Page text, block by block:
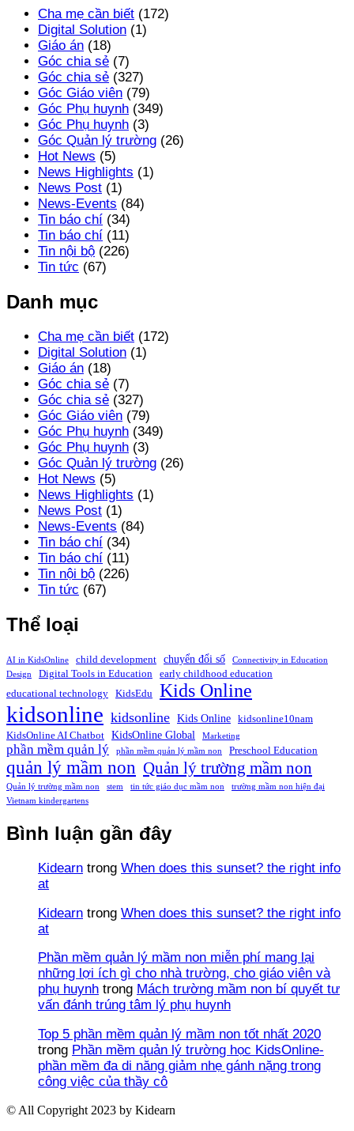
Cha mẹ cần biết (172)
Digital Solution (1)
Giáo án (18)
Góc chia sẻ (7)
Góc chia sẻ (327)
Góc Giáo viên (79)
Góc Phụ huynh (349)
Góc Phụ huynh (3)
Góc Quản lý trường (26)
Hot News (5)
News Highlights (1)
News Post (1)
News-Events (84)
Tin báo chí (34)
Tin báo chí (11)
Tin nội bộ (226)
Tin tức (67)
Danh mục
Cha mẹ cần biết (172)
Digital Solution (1)
Giáo án (18)
Góc chia sẻ (7)
Góc chia sẻ (327)
Góc Giáo viên (79)
Góc Phụ huynh (349)
Góc Phụ huynh (3)
Góc Quản lý trường (26)
Hot News (5)
News Highlights (1)
News Post (1)
News-Events (84)
Tin báo chí (34)
Tin báo chí (11)
Tin nội bộ (226)
Tin tức (67)
Thể loại
AI in KidsOnline child development chuyển đổi số
Connectivity in Education
Design
Digital Tools in Education
early childhood education
educational technology
KidsEdu Kids Online
kidsonline kidsonline Kids Online
kidsonline10nam
KidsOnline AI Chatbot
KidsOnline Global Marketing
phần mềm quản lý phần mềm quản lý mầm non Preschool Education
quản lý mầm non Quản lý trường mầm non
Quản lý trường mầm non stem tin tức giáo dục mầm non
trường mầm non hiện đại
Vietnam kindergartens
Bình luận gần đây
Kidearn trong When does this sunset? the right info
at
Kidearn trong When does this sunset? the right info
at
Phần mềm quản lý mầm non miễn phí mang lại
những lợi ích gì cho nhà trường, cho giáo viên và
phụ huynh trong Mách trường mầm non bí quyết tư
vấn đánh trúng tâm lý phụ huynh
Top 5 phần mềm quản lý mầm non tốt nhất 2020
trong Phần mềm quản lý trường học KidsOnline-
phần mềm đa di năng giảm nhẹ gánh nặng trong
công việc của thầy cô
© All Copyright 2023 by Kidearn